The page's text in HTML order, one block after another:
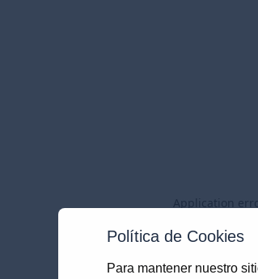
Política de Cookies
Para mantener nuestro
Application